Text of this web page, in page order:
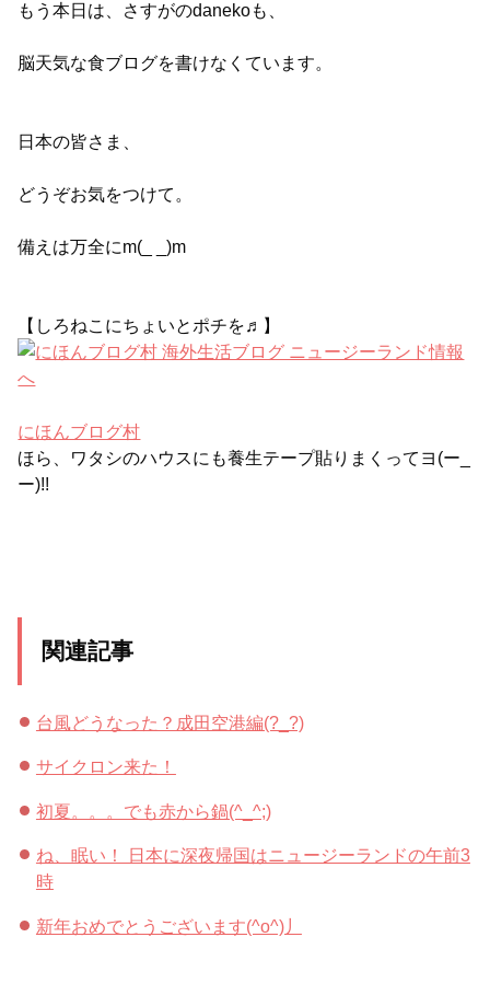
もう本日は、さすがのdanekoも、
脳天気な食ブログを書けなくています。
日本の皆さま、
どうぞお気をつけて。
備えは万全にm(_ _)m
【しろねこにちょいとポチを♬】
にほんブログ村
ほら、ワタシのハウスにも養生テープ貼りまくってヨ(ー_
ー)!!
関連記事
台風どうなった？成田空港編(?_?)
サイクロン来た！
初夏。。。でも赤から鍋(^_^;)
ね、眠い！ 日本に深夜帰国はニュージーランドの午前3
時
新年おめでとうございます(^o^)丿